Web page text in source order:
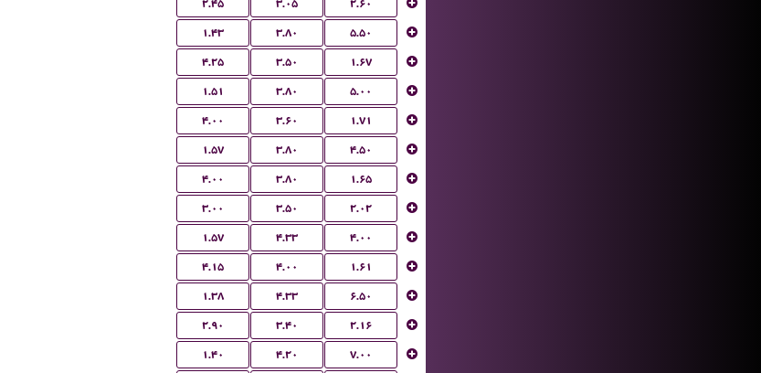
۱.۴۳ ۳.۸۰ ۵.۵۰
۴.۲۵ ۳.۵۰ ۱.۶۷
۱.۵۱ ۳.۸۰ ۵.۰۰
۴.۰۰ ۳.۶۰ ۱.۷۱
۱.۵۷ ۳.۸۰ ۴.۵۰
۴.۰۰ ۳.۸۰ ۱.۶۵
۳.۰۰ ۳.۵۰ ۲.۰۲
۱.۵۷ ۴.۳۳ ۴.۰۰
۴.۱۵ ۴.۰۰ ۱.۶۱
۱.۳۸ ۴.۳۳ ۶.۵۰
۲.۹۰ ۳.۴۰ ۲.۱۶
۱.۴۰ ۴.۲۰ ۷.۰۰